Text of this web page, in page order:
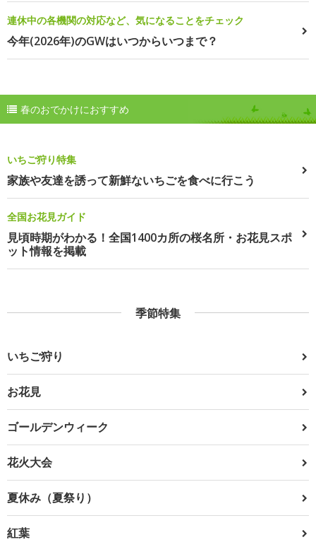
連休中の各機関の対応など、気になることをチェック
今年(2026年)のGWはいつからいつまで？
春のおでかけにおすすめ
いちご狩り特集
家族や友達を誘って新鮮ないちごを食べに行こう
全国お花見ガイド
見頃時期がわかる！全国1400カ所の桜名所・お花見スポ
ット情報を掲載
季節特集
いちご狩り
お花見
ゴールデンウィーク
花火大会
夏休み（夏祭り）
紅葉